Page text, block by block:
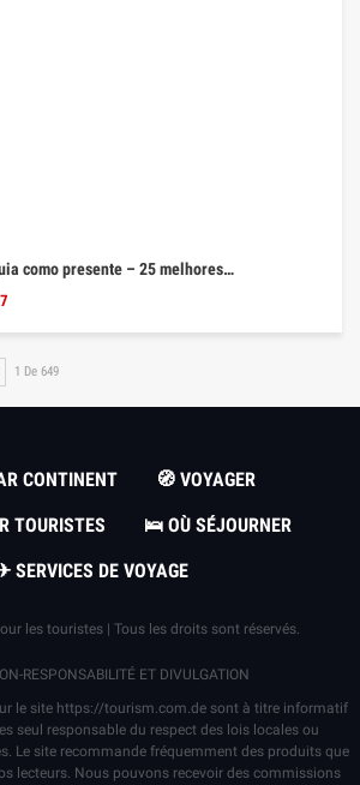
como presente – 25 melhores…
1 De 649
CONTINENT
🧭 VOYAGER
TOURISTES
🛌 OÙ SÉJOURNER
SERVICES DE VOYAGE
les touristes | Tous les droits sont réservés.
RESPONSABILITÉ ET DIVULGATION
le site https://tourism.com.desont à titre informatif
seul responsable du respect des lois locales ou
Le site recommande fréquemment des produits que
lecteurs. Nous pouvons recevoir des commissions